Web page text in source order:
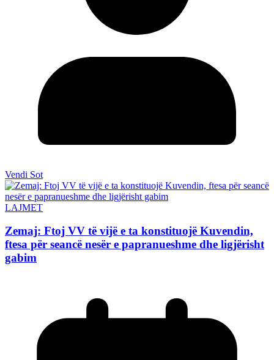
Vendi Sot
LAJMET
Zemaj: Ftoj VV të vijë e ta konstituojë Kuvendin,
ftesa për seancë nesër e papranueshme dhe ligjërisht
gabim